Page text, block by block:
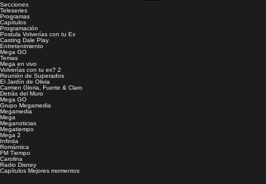
Secciones
Teleseries
Programas
Capítulos
Programación
Postula Volverías con tu Ex
Casting Dale Play
Entretenimiento
Mega GO
Temas
Mega en vivo
Volverías con tu ex? 2
Reunión de Superados
El Jardín de Olivia
Carmen Gloria, Fuerte & Claro
Detrás del Muro
Mega GO
Grupo Megamedia
Megamedia
Mega
Meganoticias
Megatiempo
Mega 2
Infinita
Romántica
FM Tiempo
Carolina
Radio Disney
Capítulos Mejores momentos